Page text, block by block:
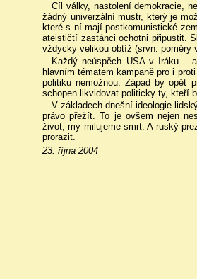
Cíl války, nastolení demokracie,
žádný univerzální mustr, který je
které s ní mají postkomunistické
ateističtí zastánci ochotni připustit.
vždycky velikou obtíž (srvn. poměry
Každý neúspěch USA v Iráku –
hlavním tématem kampaně pro i
politiku nemožnou. Západ by opět
schopen likvidovat politicky ty, kteří
V základech dnešní ideologie
právo přežít. To je ovšem nejen
život, my milujeme smrt. A ruský
prorazit.
23. října 2004